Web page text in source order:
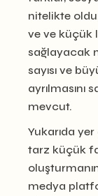
nitelikte
ve ve küçük
sağlayacak
sayısı ve
ayrılmasını
mevcut.
Yukarıda
tarz küçük
medya